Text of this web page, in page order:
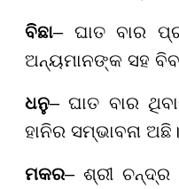
ବିଛା– ଘାତ ବାର
ଅନ୍ୟମାନଙ୍କ ସହ
ଧନୁ– ଘାତ ବାର
ହାନିର ସମ୍ଭାବନା
ମକର– ଶ୍ରୀ